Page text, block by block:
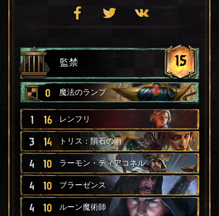
監禁 15
0 魔法のランプ
1 16 レンフリ
3 14 トリス：隕石の雨
4 10 ラーモン・ティアコネル
4 10 ブラーゼンス
4 10 ルーン魔術師